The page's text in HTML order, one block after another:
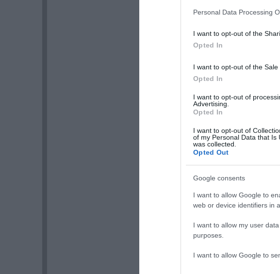
Personal Data Processing
I want to opt-out of the
Opted In
I want to opt-out of the Sale
Opted In
I want to opt-out of
Advertising.
Opted In
I want to opt-out of
of my Personal Data that Is
was collected.
Opted Out
Google consents
I want to allow Google to
web or device identifiers in
I want to allow my user
purposes.
I want to allow Google to